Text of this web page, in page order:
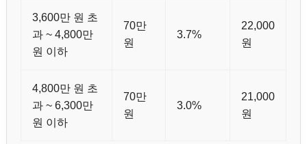
3,600만 원 초
과 ~ 4,800만
원 이하
70만
원
3.7%
22,000
원
4,800만 원 초
과 ~ 6,300만
원 이하
70만
원
3.0%
21,000
원